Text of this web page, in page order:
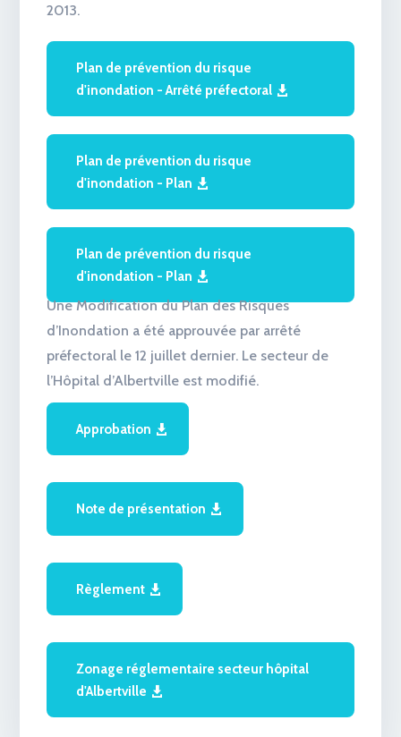
2013.
Plan de prévention du risque
d'inondation - Arrêté préfectoral
Plan de prévention du risque
d'inondation - Plan
Plan de prévention du risque
d'inondation - Plan
Une Modification du Plan des Risques
d’Inondation a été approuvée par arrêté
préfectoral le 12 juillet dernier. Le secteur de
l’Hôpital d’Albertville est modifié.
Approbation
Note de présentation
Règlement
Zonage réglementaire secteur hôpital
d'Albertville